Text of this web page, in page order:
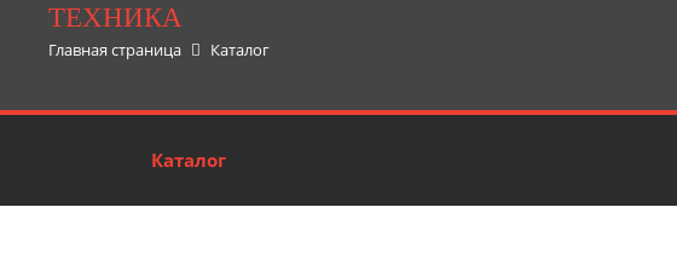
ТЕХНИКА
Главная страница Каталог
Каталог